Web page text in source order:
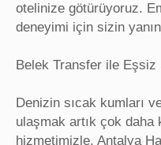
otelinize götürüyoruz.
deneyimi için sizin
Belek Transfer ile Eşsiz
Denizin sıcak kumları
ulaşmak artık çok daha
hizmetimizle, Antalya